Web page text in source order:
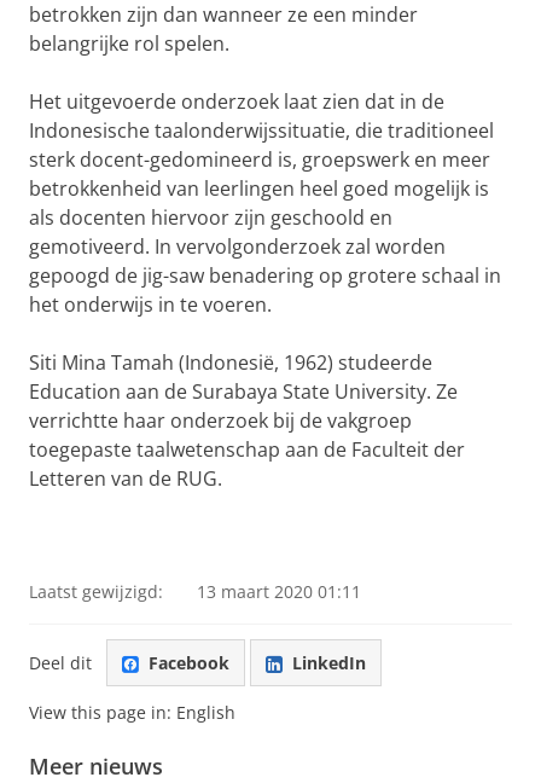
betrokken zijn dan wanneer ze een minder
belangrijke rol spelen.
Het uitgevoerde onderzoek laat zien dat in de
Indonesische taalonderwijssituatie, die traditioneel
sterk docent-gedomineerd is, groepswerk en meer
betrokkenheid van leerlingen heel goed mogelijk is
als docenten hiervoor zijn geschoold en
gemotiveerd. In vervolgonderzoek zal worden
gepoogd de jig-saw benadering op grotere schaal in
het onderwijs in te voeren.
Siti Mina Tamah (Indonesië, 1962) studeerde
Education aan de Surabaya State University. Ze
verrichtte haar onderzoek bij de vakgroep
toegepaste taalwetenschap aan de Faculteit der
Letteren van de RUG.
Laatst gewijzigd: 13 maart 2020 01:11
Deel dit Facebook LinkedIn
View this page in: English
Meer nieuws